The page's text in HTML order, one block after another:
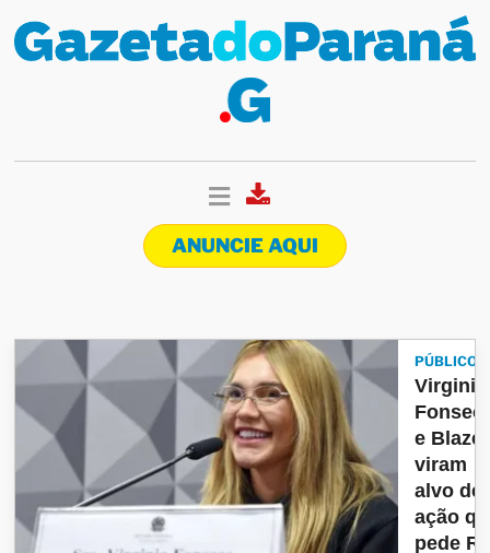
ANUNCIE AQUI
PÚBLICO
Virginia
e Blaze
viram
alvo de
ação
pede